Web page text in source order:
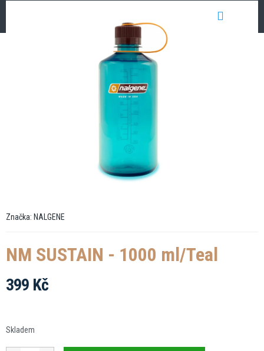
Značka: NALGENE
NM SUSTAIN - 1000 ml/Teal
399 Kč
Skladem